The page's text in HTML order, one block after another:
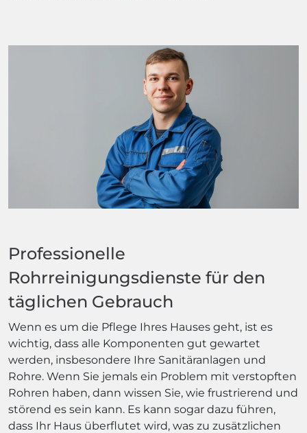
Professionelle
Rohrreinigungsdienste für den
täglichen Gebrauch
Wenn es um die Pflege Ihres Hauses geht, ist es
wichtig, dass alle Komponenten gut gewartet
werden, insbesondere Ihre Sanitäranlagen und
Rohre. Wenn Sie jemals ein Problem mit verstopften
Rohren haben, dann wissen Sie, wie frustrierend und
störend es sein kann. Es kann sogar dazu führen,
dass Ihr Haus überflutet wird, was zu zusätzlichen